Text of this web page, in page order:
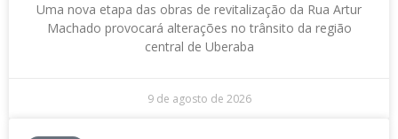
Uma nova etapa das obras de revitalização da Rua Artur
Machado provocará alterações no trânsito da região
central de Uberaba
9 de agosto de 2026